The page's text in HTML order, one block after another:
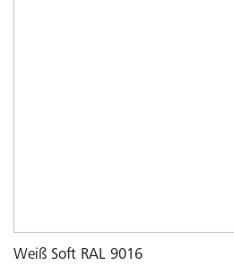
Weiß Soft RAL 9016